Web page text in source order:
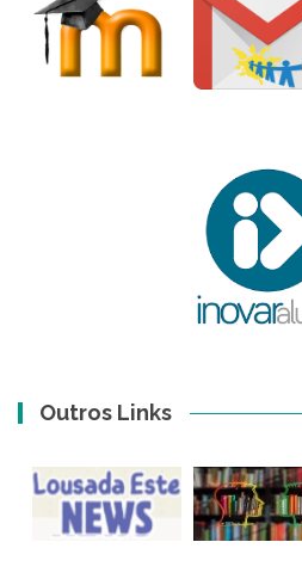
Outros Links